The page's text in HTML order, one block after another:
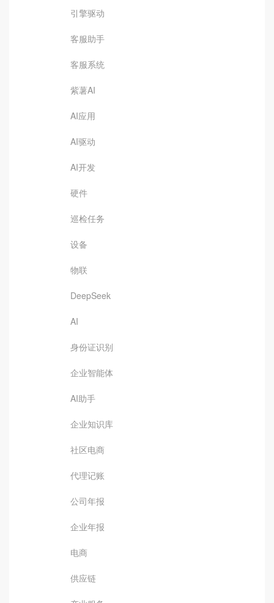
引擎驱动
客服助手
客服系统
紫薯AI
AI应用
AI驱动
AI开发
硬件
巡检任务
设备
物联
DeepSeek
AI
身份证识别
企业智能体
AI助手
企业知识库
社区电商
代理记账
公司年报
企业年报
电商
供应链